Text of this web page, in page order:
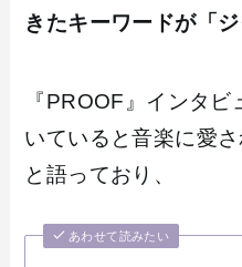
きたキーワードが「ジ
『PROOF』インタ
いていると音楽に愛
と語っており、
あわせて読みたい